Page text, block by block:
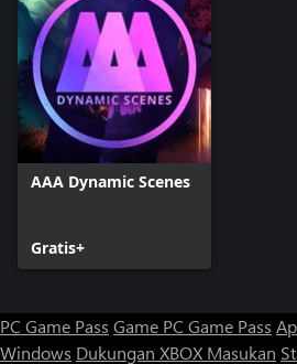
AAA Dynamic Scenes
Gratis+
PC Game Pass Game PC Game Pass
Windows Dukungan XBOX Masukan